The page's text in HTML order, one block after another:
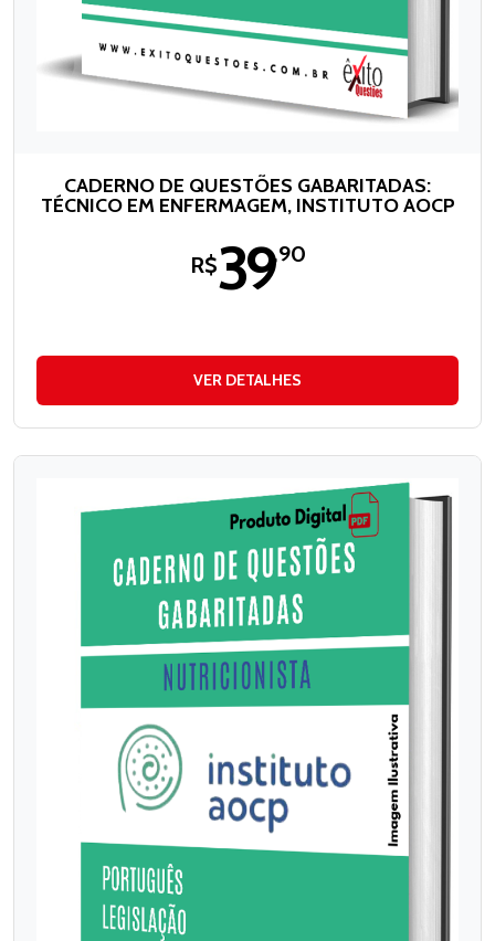
CADERNO DE QUESTÕES GABARITADAS:
TÉCNICO EM ENFERMAGEM, INSTITUTO AOCP
R$39,90
VER DETALHES